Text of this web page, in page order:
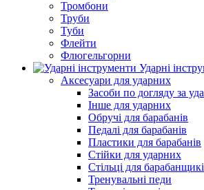
Тромбони
Труби
Туби
Флейти
Флюгельгорни
Ударні
Аксесуари для ударних
Засоби по догляду за
Інше для ударних
Обручі для барабанів
Педалі для барабанів
Пластики для барабанів
Стійки для ударних
Стільці для
Тренувальні педи